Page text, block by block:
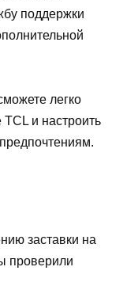
поддержки
легко
TCL и настроить
заставки на
проверили